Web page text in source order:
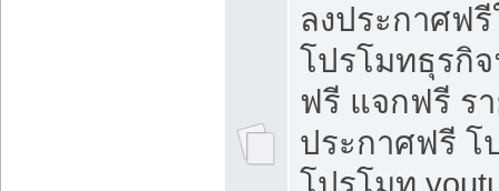
ลงประกาศฟรี
โปรโมทธุรกิ
ฟรี แจกฟรี ร
ประกาศฟรี โ